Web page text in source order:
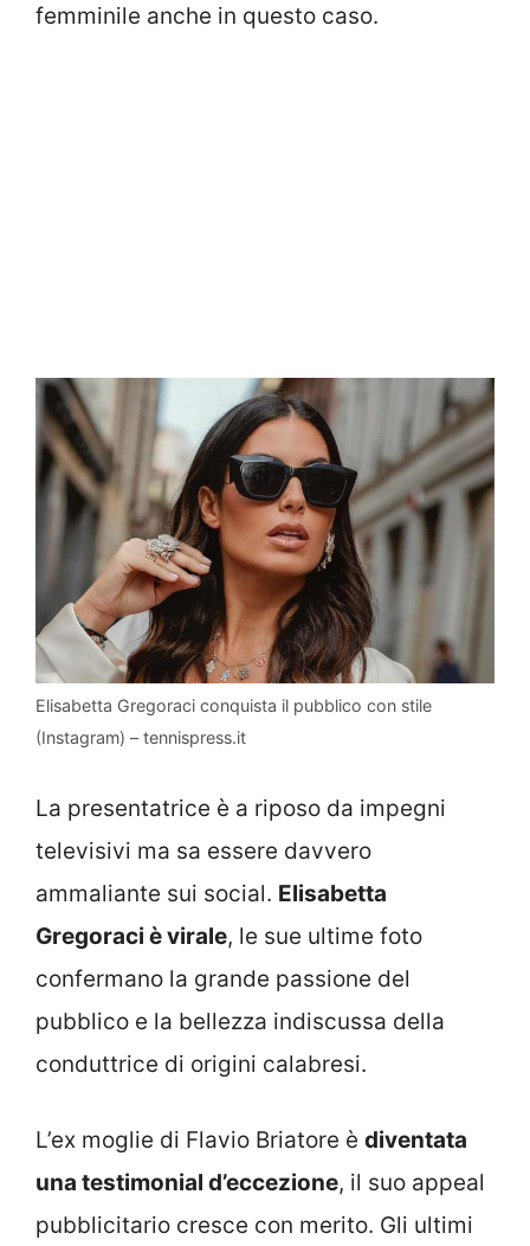
femminile anche in questo caso.
Elisabetta Gregoraci conquista il pubblico con stile
(Instagram) – tennispress.it
La presentatrice è a riposo da impegni
televisivi ma sa essere davvero
ammaliante sui social. Elisabetta
Gregoraci è virale, le sue ultime foto
confermano la grande passione del
pubblico e la bellezza indiscussa della
conduttrice di origini calabresi.
L’ex moglie di Flavio Briatore è diventata
una testimonial d’eccezione, il suo appeal
pubblicitario cresce con merito. Gli ultimi